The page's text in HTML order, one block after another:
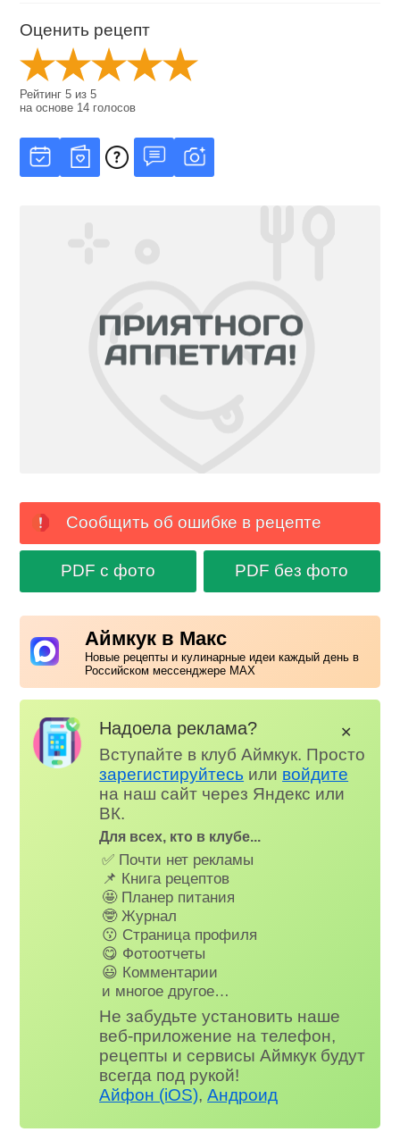
Оценить рецепт
Рейтинг5 из5
на основе 14 голосов
Сообщить об ошибке в рецепте
PDF с фото PDF без фото
Аймкук в Макс
Новые рецепты и кулинарные идеи каждый день в
Российском мессенджере MAX
Надоела реклама?
Вступайте в клуб Аймкук. Просто
зарегистируйтесь или войдите
на наш сайт через Яндекс или
ВК.
Для всех, кто в клубе...
✅ Почти нет рекламы
📌 Книга рецептов
🤩 Планер питания
🤓 Журнал
😗 Страница профиля
😋 Фотоотчеты
😃 Комментарии
и многое другое…
Не забудьте установить наше
веб-приложение на телефон,
рецепты и сервисы Аймкук будут
всегда под рукой!
Айфон (iOS),Андроид
✕